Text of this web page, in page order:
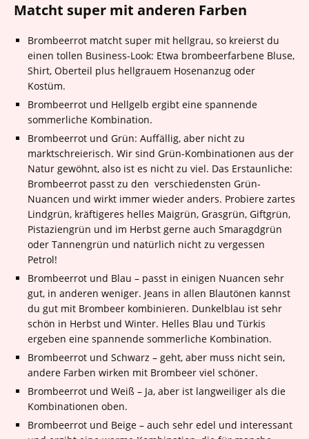
Matcht super mit anderen Farben
Brombeerrot matcht super mit hellgrau, so kreierst du
einen tollen Business-Look: Etwa brombeerfarbene Bluse,
Shirt, Oberteil plus hellgrauem Hosenanzug oder
Kostüm.
Brombeerrot und Hellgelb ergibt eine spannende
sommerliche Kombination.
Brombeerrot und Grün: Auffällig, aber nicht zu
marktschreierisch. Wir sind Grün-Kombinationen aus der
Natur gewöhnt, also ist es nicht zu viel. Das Erstaunliche:
Brombeerrot passt zu den verschiedensten Grün-
Nuancen und wirkt immer wieder anders. Probiere zartes
Lindgrün, kräftigeres helles Maigrün, Grasgrün, Giftgrün,
Pistaziengrün und im Herbst gerne auch Smaragdgrün
oder Tannengrün und natürlich nicht zu vergessen
Petrol!
Brombeerrot und Blau – passt in einigen Nuancen sehr
gut, in anderen weniger. Jeans in allen Blautönen kannst
du gut mit Brombeer kombinieren. Dunkelblau ist sehr
schön in Herbst und Winter. Helles Blau und Türkis
ergeben eine spannende sommerliche Kombination.
Brombeerrot und Schwarz – geht, aber muss nicht sein,
andere Farben wirken mit Brombeer viel schöner.
Brombeerrot und Weiß – Ja, aber ist langweiliger als die
Kombinationen oben.
Brombeerrot und Beige – auch sehr edel und interessant